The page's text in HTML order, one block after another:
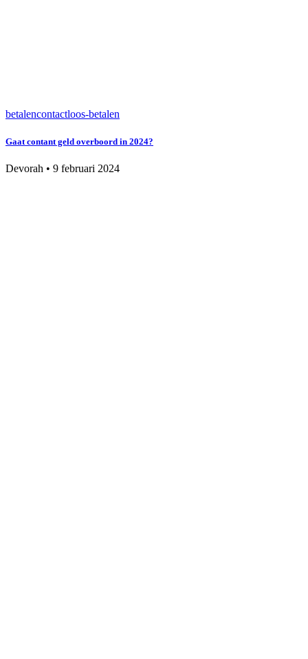
betalencontactloos-betalen
Gaat contant geld overboord in 2024?
Devorah • 9 februari 2024